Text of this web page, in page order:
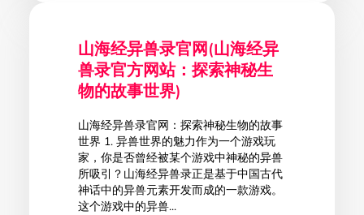
山海经异兽录官网(山海经异
兽录官方网站：探索神秘生
物的故事世界)
山海经异兽录官网：探索神秘生物的故事
世界 1. 异兽世界的魅力作为一个游戏玩
家，你是否曾经被某个游戏中神秘的异兽
所吸引？山海经异兽录正是基于中国古代
神话中的异兽元素开发而成的一款游戏。
这个游戏中的异兽...